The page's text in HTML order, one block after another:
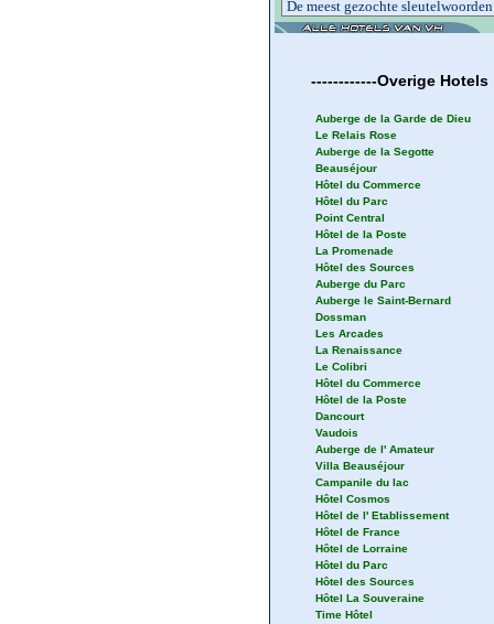
------------Overige Hotels
Auberge de la Garde de Dieu
Le Relais Rose
Auberge de la Segotte
Beauséjour
Hôtel du Commerce
Hôtel du Parc
Point Central
Hôtel de la Poste
La Promenade
Hôtel des Sources
Auberge du Parc
Auberge le Saint-Bernard
Dossman
Les Arcades
La Renaissance
Le Colibri
Hôtel du Commerce
Hôtel de la Poste
Dancourt
Vaudois
Auberge de l' Amateur
Villa Beauséjour
Campanile du lac
Hôtel Cosmos
Hôtel de l' Etablissement
Hôtel de France
Hôtel de Lorraine
Hôtel du Parc
Hôtel des Sources
Hôtel La Souveraine
Time Hôtel